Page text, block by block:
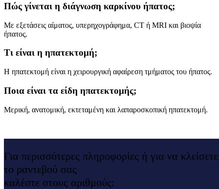
Πώς γίνεται η διάγνωση καρκίνου ήπατος;
Με εξετάσεις αίματος, υπερηχογράφημα, CT ή MRI και βιοψία
ήπατος.
Τι είναι η ηπατεκτομή;
Η ηπατεκτομή είναι η χειρουργική αφαίρεση τμήματος του ήπατος.
Ποια είναι τα είδη ηπατεκτομής;
Μερική, ανατομική, εκτεταμένη και λαπαροσκοπική ηπατεκτομή.
Για περισσότερες πληροφορίες ή για να κλείσετε
το ραντεβού σας
καλέστε στους αριθμούς: